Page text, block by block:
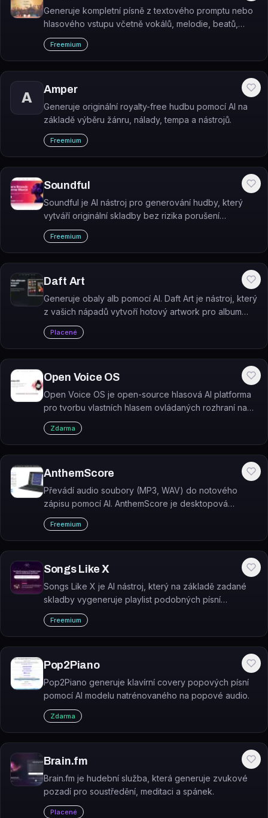
Generuje kompletní písně z textového promptu nebo
hlasového vstupu včetně vokálů, melodie, beatů,
mixu a masteringu.
Freemium
A
Amper
Generuje originální royalty-free hudbu pomocí AI na
základě výběru žánru, nálady, tempa a nástrojů.
Freemium
Soundful
Soundful je AI nástroj pro generování hudby, který
vytváří originální skladby bez rizika porušení
autorských práv.
Freemium
Daft Art
Generuje obaly alb pomocí AI. Daft Art je nástroj, který
z vašich nápadů vytvoří hotový artwork pro album
nebo singl během několika minut.
Placené
Open Voice OS
Open Voice OS je open-source hlasová AI platforma
pro tvorbu vlastních hlasem ovládaných rozhraní na
různých zařízeních.
Zdarma
AnthemScore
Převádí audio soubory (MP3, WAV) do notového
zápisu pomocí AI. AnthemScore je desktopová
aplikace pro automatický přepis hudby s možností
editace not, taktů a nástrojových partů.
Freemium
Songs Like X
Songs Like X je AI nástroj, který na základě zadané
skladby vygeneruje playlist podobných písní
odpovídajících vašemu hudebnímu vkusu.
Freemium
Pop2Piano
Pop2Piano generuje klavírní covery popových písní
pomocí AI modelu natrénovaného na popové audio.
Zdarma
Brain.fm
Brain.fm je hudební služba, která generuje zvukové
pozadí pro soustředění, meditaci a spánek.
Placené